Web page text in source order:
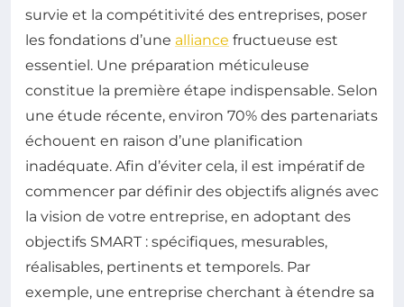
survie et la compétitivité des entreprises, poser
les fondations d’une alliance fructueuse est
essentiel. Une préparation méticuleuse
constitue la première étape indispensable. Selon
une étude récente, environ 70% des partenariats
échouent en raison d’une planification
inadéquate. Afin d’éviter cela, il est impératif de
commencer par définir des objectifs alignés avec
la vision de votre entreprise, en adoptant des
objectifs SMART : spécifiques, mesurables,
réalisables, pertinents et temporels. Par
exemple, une entreprise cherchant à étendre sa